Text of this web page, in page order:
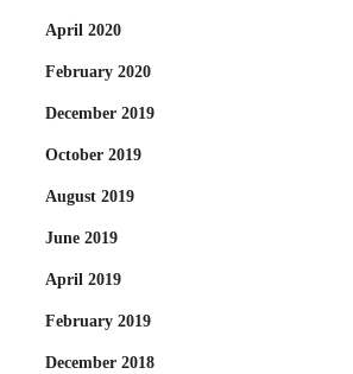
April 2020
February 2020
December 2019
October 2019
August 2019
June 2019
April 2019
February 2019
December 2018